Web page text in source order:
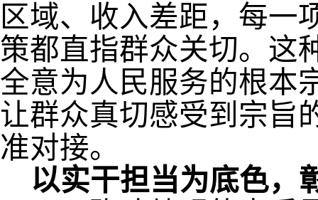
区域、收入差距，每一
策都直指群众关切。这
全意为人民服务的根本
让群众真切感受到宗旨
准对接。
以实干担当为底色，